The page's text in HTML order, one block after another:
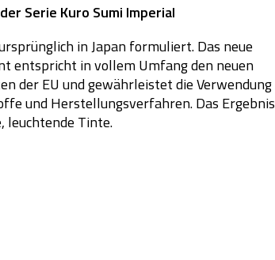
Serie Kuro Sumi Imperial
in Japan formuliert. Das neue
entspricht in vollem Umfang den neuen
der EU und gewährleistet die Verwendung
und Herstellungsverfahren. Das Ergebnis
leuchtende Tinte.